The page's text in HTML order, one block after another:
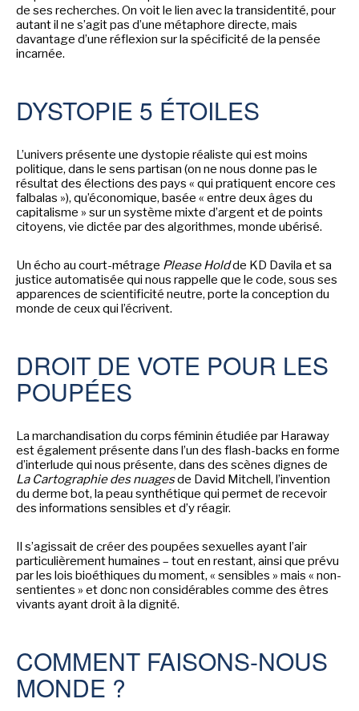
de ses recherches. On voit le lien avec la transidentité, pour
autant il ne s’agit pas d’une métaphore directe, mais
davantage d’une réflexion sur la spécificité de la pensée
incarnée.
DYSTOPIE 5 ÉTOILES
L’univers présente une dystopie réaliste qui est moins
politique, dans le sens partisan (on ne nous donne pas le
résultat des élections des pays « qui pratiquent encore ces
falbalas »), qu’économique, basée « entre deux âges du
capitalisme » sur un système mixte d’argent et de points
citoyens, vie dictée par des algorithmes, monde ubérisé.
Un écho au court-métrage Please Holdde KD Davila et sa
justice automatisée qui nous rappelle que le code, sous ses
apparences de scientificité neutre, porte la conception du
monde de ceux qui l’écrivent.
DROIT DE VOTE POUR LES
POUPÉES
La marchandisation du corps féminin étudiée par Haraway
est également présente dans l’un des flash-backs en forme
d’interlude qui nous présente, dans des scènes dignes de
La Cartographie des nuagesde David Mitchell, l’invention
du derme bot, la peau synthétique qui permet de recevoir
des informations sensibles et d’y réagir.
Il s’agissait de créer des poupées sexuelles ayant l’air
particulièrement humaines – tout en restant, ainsi que prévu
par les lois bioéthiques du moment, « sensibles » mais « non-
sentientes » et donc non considérables comme des êtres
vivants ayant droit à la dignité.
COMMENT FAISONS-NOUS
MONDE ?